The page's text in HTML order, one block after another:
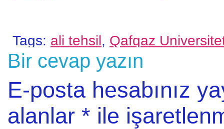
Tags: ali tehsil, Qafqaz
Bir cevap yazın
E-posta hesabınız
alanlar * ile